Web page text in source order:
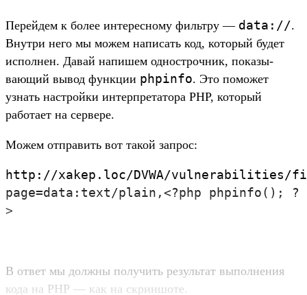
Пе­рей­дем к более инте­рес­ному филь­тру — data://.
Внут­ри него мы можем написать код, который будет
исполнен. Давай напишем однос­троч­ник, показы­
вающий вывод фун­кции phpinfo. Это поможет
узнать нас­трой­ки интер­пре­тато­ра PHP, который
работа­ет на сер­вере.
Мо­жем отпра­вить вот такой зап­рос:
http://xakep. loc/DVWA/vulnerabilities/
page=data: text/plain,<?php phpinfo(); ?
>
В ответ мы дол­жны получить резуль­тат выпол­нения
кода на PHP — как на скрин­шоте.